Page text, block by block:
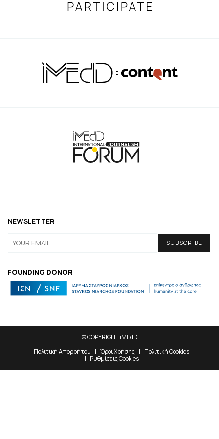
FOUNDING DONOR
NEWSLETTER
© COPYRIGHT iMEdD
Πολιτική Απορρήτου
Όροι Χρήσης
Πολιτική Cookies
Ρυθμίσεις Cookies